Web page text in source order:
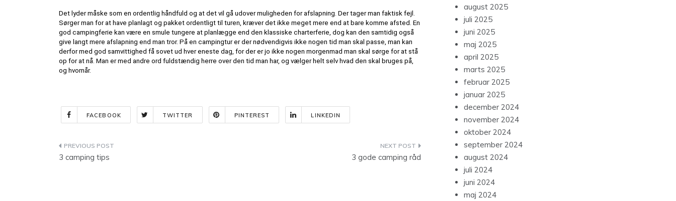
Det lyder måske som en ordentlig håndfuld og at det vil gå udover muligheden for afslapning. Der tager man faktisk fejl.
Sørger man for at have planlagt og pakket ordentligt til turen, kræver det ikke meget mere end at bare komme afsted. En
god campingferie kan være en smule tungere at planlægge end den klassiske charterferie, dog kan den samtidig også
give langt mere afslapning end man tror. På en campingtur er der nødvendigvis ikke nogen tid man skal passe, man kan
derfor med god samvittighed få sovet ud hver eneste dag, for der er jo ikke nogen morgenmad man skal sørge for at stå
op for at nå. Man er med andre ord fuldstændig herre over den tid man har, og vælger helt selv hvad den skal bruges på,
og hvornår.
FACEBOOK TWITTER PINTEREST LINKEDIN
Indlægsnavigation
3 camping tips 3 gode camping råd
august 2025
juli 2025
juni 2025
maj 2025
april 2025
marts 2025
februar 2025
januar 2025
december 2024
november 2024
oktober 2024
september 2024
august 2024
juli 2024
juni 2024
maj 2024